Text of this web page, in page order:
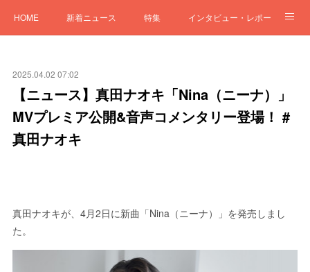
HOME 新着ニュース 特集 インタビュー・レポート
2025.04.02 07:02
【ニュース】真田ナオキ「Nina（ニーナ）」
MVプレミア公開&音声コメンタリー登場！ #
真田ナオキ
真田ナオキが、4月2日に新曲「Nina（ニーナ）」を発売しまし
た。